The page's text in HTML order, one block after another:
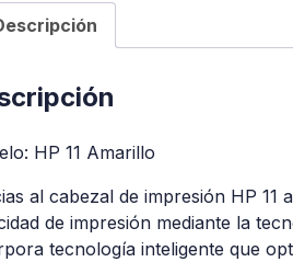
HP 11 Amarillo
al cabezal de impresión HP
de impresión mediante la
tecnología inteligente que